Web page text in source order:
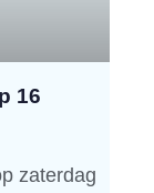
16
zaterdag